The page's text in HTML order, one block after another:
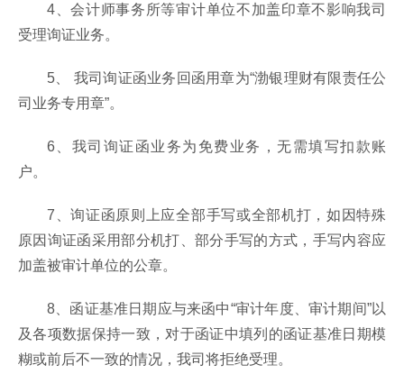
4、会计师事务所等审计单位不加盖印章不影响我司
受理询证业务。
5、 我司询证函业务回函用章为“渤银理财有限责任公
司业务专用章”。
6、我司询证函业务为免费业务，无需填写扣款账
户。
7、询证函原则上应全部手写或全部机打，如因特殊
原因询证函采用部分机打、部分手写的方式，手写内容应
加盖被审计单位的公章。
8、函证基准日期应与来函中“审计年度、审计期间”以
及各项数据保持一致，对于函证中填列的函证基准日期模
糊或前后不一致的情况，我司将拒绝受理。